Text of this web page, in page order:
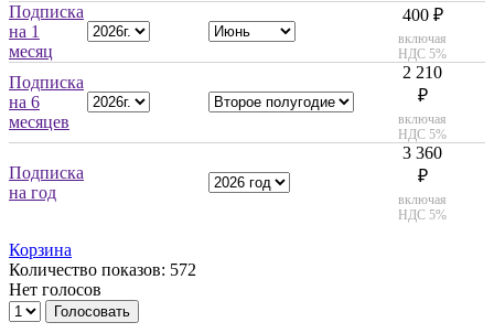
Подписка
на 1
месяц
400 ₽
включая
НДС 5%
Подписка
на 6
месяцев
2 210
₽
включая
НДС 5%
Подписка
на год
3 360
₽
включая
НДС 5%
Корзина
Количество показов: 572
Нет голосов
Голосовать